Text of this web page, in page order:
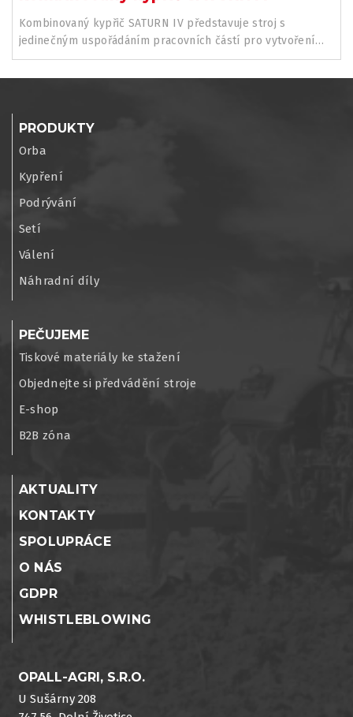
Kombinovaný kypřič SATURN IV představuje stroj s
jedinečným uspořádáním pracovních částí pro vytvoření
precizního seťového...
PRODUKTY
Orba
Kypření
Podrývání
Setí
Válení
Náhradní díly
PEČUJEME
Tiskové materiály ke stažení
Objednejte si předvádění stroje
E-shop
B2B zóna
AKTUALITY
KONTAKTY
SPOLUPRÁCE
O NÁS
GDPR
WHISTLEBLOWING
OPALL-AGRI, S.R.O.
U Sušárny 208